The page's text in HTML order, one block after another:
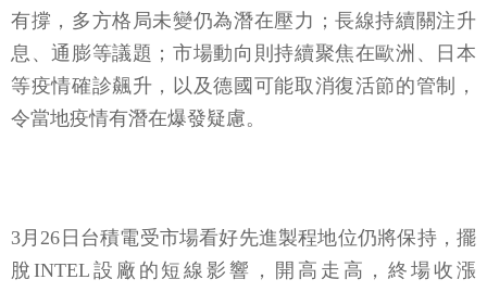
有撐，多方格局未變仍為潛在壓力；長線持續關注升
息、通膨等議題；市場動向則持續聚焦在歐洲、日本
等疫情確診飆升，以及德國可能取消復活節的管制，
令當地疫情有潛在爆發疑慮。
3月26日台積電受市場看好先進製程地位仍將保持，擺
脫INTEL設廠的短線影響，開高走高，終場收漲